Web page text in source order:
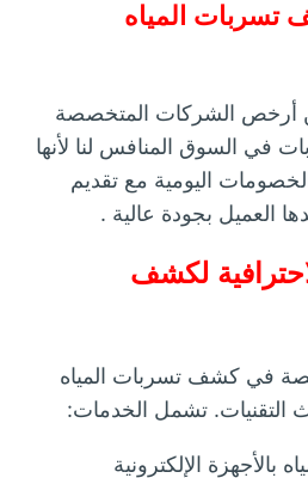
المياه
أرخص الشركات المتخصصة
في السوق المنافس لنا لأنها
اليومية مع تقديم
العميل بجودة عالية .
لكشف
في كشف تسربات المياه
التقنيات. تشمل الخدمات:
الإلكترونية